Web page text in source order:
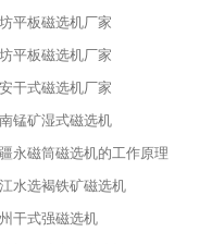
平板磁选机厂家
平板磁选机厂家
干式磁选机厂家
锰矿湿式磁选机
永磁筒磁选机的工作原理
水选褐铁矿磁选机
干式强磁选机